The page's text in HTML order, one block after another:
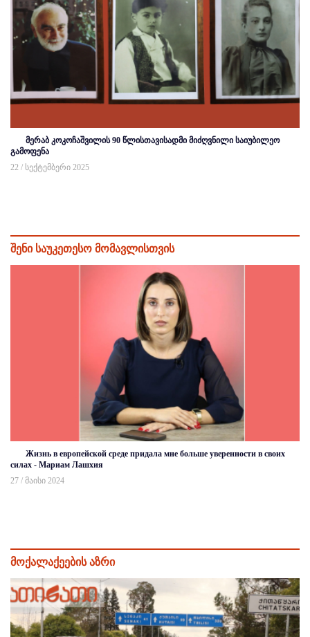
მერაბ კოკოჩაშვილის 90 წლისთავისადმი მიძღვნილი საიუბილეო
გამოფენა
22 / სექტემბერი 2025
შენი საუკეთესო მომავლისთვის
Жизнь в европейской среде придала мне больше уверенности в своих
силах - Мариам Лашхия
27 / მაისი 2024
მოქალაქეების აზრი